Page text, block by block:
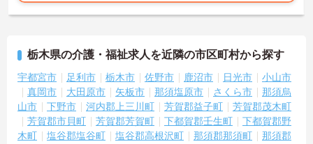
栃木県の介護・福祉求人を近隣の市区町村から探す
宇都宮市 足利市 栃木市 佐野市 鹿沼市 日光市
小山市
真岡市
大田原市 矢板市 那須塩原市 さくら市
那須烏
山市
下野市 河内郡上三川町 芳賀郡益子町
芳賀郡茂木町
芳賀郡市貝町
芳賀郡芳賀町 下都賀郡壬生町
下都賀郡野
木町
塩谷郡塩谷町 塩谷郡高根沢町 那須郡那須町
那須郡